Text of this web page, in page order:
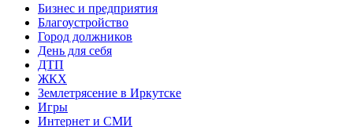
Бизнес и предприятия
Благоустройство
Город должников
День для себя
ДТП
ЖКХ
Землетрясение в Иркутске
Игры
Интернет и СМИ